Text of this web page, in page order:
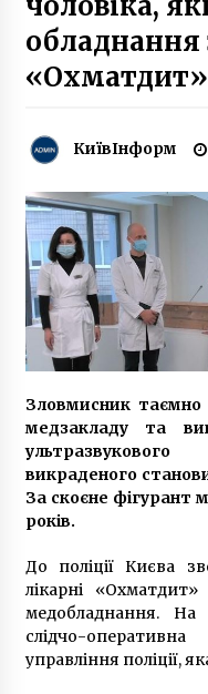
7
У
2
ЦНАПу?
2
ЦВК
7
1 рік
обладнання
«Охматдит»
КиївІнформ
Зловмисник таємно
медзакладу та
ультразвукового
викраденого
За скоєне фігурант
років.
До поліції Києва
лікарні
медобладнання. На
слідчо-
управління поліції,